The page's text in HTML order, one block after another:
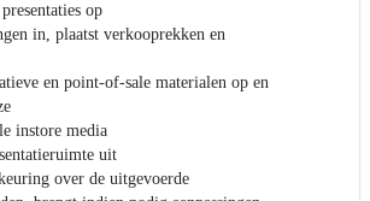
op
in, plaatst verkooprekken en
en point-of-sale materialen op en
instore media
uit
over de uitgevoerde